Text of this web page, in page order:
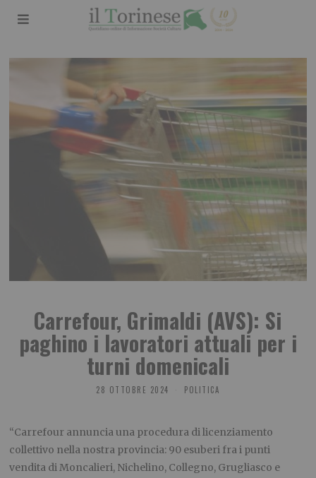
Carrefour, Grimaldi (AVS): Si
paghino i lavoratori attuali per i
turni domenicali
28 OTTOBRE 2024 POLITICA
“Carrefour annuncia una procedura di licenziamento
collettivo nella nostra provincia: 90 esuberi fra i punti
vendita di Moncalieri, Nichelino, Collegno, Grugliasco e